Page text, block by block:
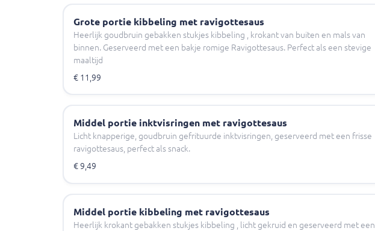
Grote portie kibbeling met ravigottesaus
Heerlijk goudbruin gebakken stukjes kibbeling , krokant van buiten en mals van
binnen. Geserveerd met een bakje romige Ravigottesaus. Perfect als een stevige
maaltijd
€ 11,99
Middel portie inktvisringen met ravigottesaus
Licht knapperige, goudbruin gefrituurde inktvisringen, geserveerd met een frisse
ravigottesaus, perfect als snack.
€ 9,49
Middel portie kibbeling met ravigottesaus
Heerlijk krokant gebakken stukjes kibbeling , licht gekruid en geserveerd met een